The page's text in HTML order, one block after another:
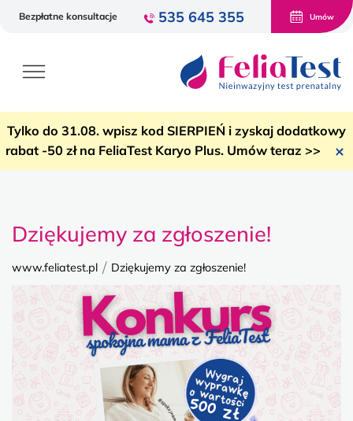
Bezpłatne konsultacje 535 645 355 Umów
Tylko do 31.08. wpisz kod SIERPIEŃ i zyskaj dodatkowy
rabat -50 zł na FeliaTest Karyo Plus. Umów teraz >>
www.feliatest.pl / Dziękujemy za zgłoszenie!
Dziękujemy za zgłoszenie!